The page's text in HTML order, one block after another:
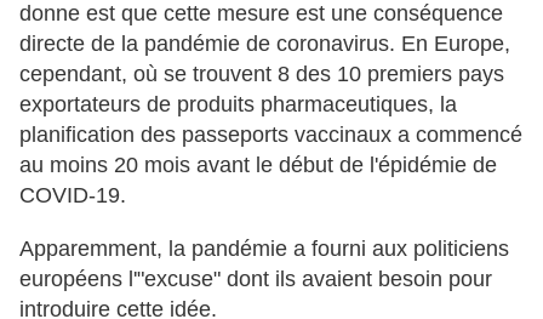
donne est que cette mesure est une conséquence
directe de la pandémie de coronavirus. En Europe,
cependant, où se trouvent 8 des 10 premiers pays
exportateurs de produits pharmaceutiques, la
planification des passeports vaccinaux a commencé
au moins 20 mois avant le début de l'épidémie de
COVID-19.
Apparemment, la pandémie a fourni aux politiciens
européens l'"excuse" dont ils avaient besoin pour
introduire cette idée.